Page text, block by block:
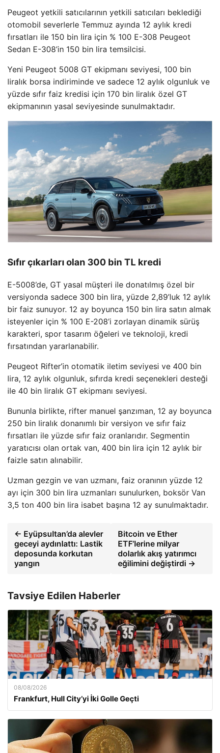
Peugeot yetkili satıcılarının yetkili satıcıları beklediği
otomobil severlerle Temmuz ayında 12 aylık kredi
fırsatları ile 150 bin lira için % 100 E-308 Peugeot
Sedan E-308’in 150 bin lira temsilcisi.
Yeni Peugeot 5008 GT ekipmanı seviyesi, 100 bin
liralık borsa indiriminde ve sadece 12 aylık olgunluk ve
yüzde sıfır faiz kredisi için 170 bin liralık özel GT
ekipmanının yasal seviyesinde sunulmaktadır.
Sıfır çıkarları olan 300 bin TL kredi
E-5008’de, GT yasal müşteri ile donatılmış özel bir
versiyonda sadece 300 bin lira, yüzde 2,89’luk 12 aylık
bir faiz sunuyor. 12 ay boyunca 150 bin lira satın almak
isteyenler için % 100 E-208’i zorlayan dinamik sürüş
karakteri, spor tasarım öğeleri ve teknoloji, kredi
fırsatından yararlanabilir.
Peugeot Rifter’in otomatik iletim seviyesi ve 400 bin
lira, 12 aylık olgunluk, sıfırda kredi seçenekleri desteği
ile 40 bin liralık GT ekipmanı seviyesi.
Bununla birlikte, rifter manuel şanzıman, 12 ay boyunca
250 bin liralık donanımlı bir versiyon ve sıfır faiz
fırsatları ile yüzde sıfır faiz oranlarıdır. Segmentin
yaratıcısı olan ortak van, 400 bin lira için 12 aylık bir
faizle satın alınabilir.
Uzman gezgin ve van uzmanı, faiz oranının yüzde 12
ayı için 300 bin lira uzmanları sunulurken, boksör Van
3,5 ton 400 bin lira isabet başına 12 ay sunulmaktadır.
← Eyüpsultan’da alevler
geceyi aydınlattı: Lastik
deposunda korkutan
yangın
Bitcoin ve Ether
ETF’lerine milyar
dolarlık akış yatırımcı
eğilimini değiştirdi →
Tavsiye Edilen Haberler
08/08/2026
Frankfurt, Hull City’yi İki Golle Geçti